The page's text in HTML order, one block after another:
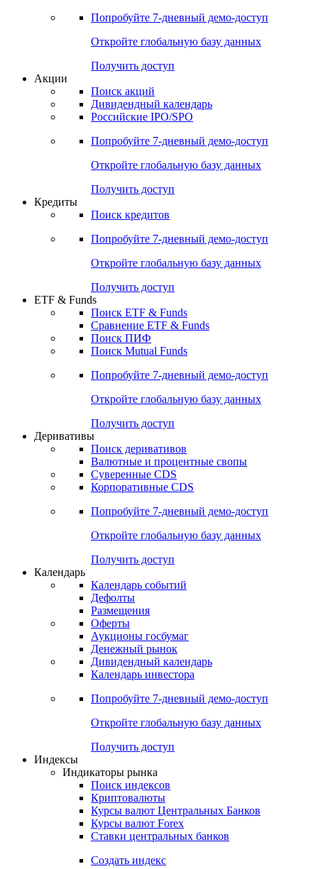
Попробуйте 7-дневный демо-доступ
Откройте глобальную базу данных
Получить доступ
Акции
Поиск акций
Дивидендный календарь
Российские IPO/SPO
Попробуйте 7-дневный демо-доступ
Откройте глобальную базу данных
Получить доступ
Кредиты
Поиск кредитов
Попробуйте 7-дневный демо-доступ
Откройте глобальную базу данных
Получить доступ
ETF & Funds
Поиск ETF & Funds
Сравнение ETF & Funds
Поиск ПИФ
Поиск Mutual Funds
Попробуйте 7-дневный демо-доступ
Откройте глобальную базу данных
Получить доступ
Деривативы
Поиск деривативов
Валютные и процентные свопы
Суверенные CDS
Корпоративные CDS
Попробуйте 7-дневный демо-доступ
Откройте глобальную базу данных
Получить доступ
Календарь
Календарь событий
Дефолты
Размещения
Оферты
Аукционы госбумаг
Денежный рынок
Дивидендный календарь
Календарь инвестора
Попробуйте 7-дневный демо-доступ
Откройте глобальную базу данных
Получить доступ
Индексы
Индикаторы рынка
Поиск индексов
Криптовалюты
Курсы валют Центральных Банков
Курсы валют Forex
Ставки центральных банков
Создать индекс